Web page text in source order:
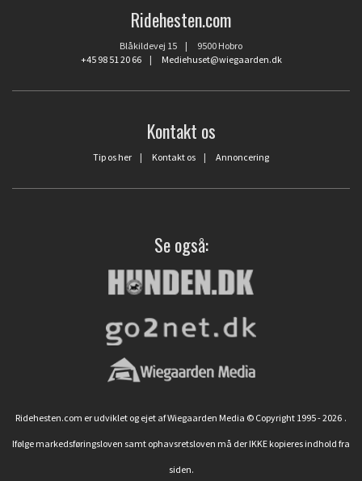
Ridehesten.com
Blåkildevej 15 | 9500 Hobro
+45 98 51 20 66| Mediehuset@wiegaarden.dk
Kontakt os
Tip os her | Kontakt os | Annoncering
Se også:
Ridehesten.com er udviklet og ejet af Wiegaarden Media © Copyright 1995 - 2026 .
Ifølge markedsføringsloven samt ophavsretsloven må der IKKE kopieres indhold fra
siden.